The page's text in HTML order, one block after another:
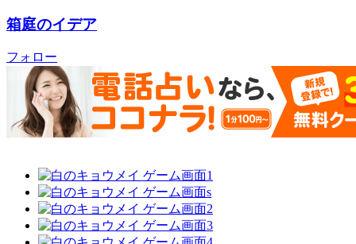
箱庭のイデア
フォロー